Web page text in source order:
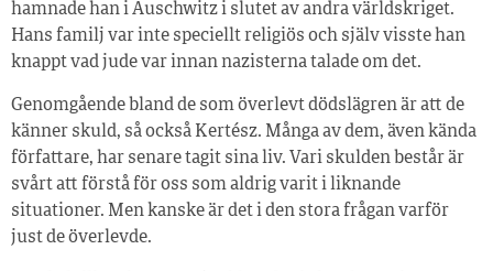
hamnade han i Auschwitz i slutet av andra världskriget.
Hans familj var inte speciellt religiös och själv visste han
knappt vad jude var innan nazisterna talade om det.
Genomgående bland de som överlevt dödslägren är att de
känner skuld, så också Kertész. Många av dem, även kända
författare, har senare tagit sina liv. Vari skulden består är
svårt att förstå för oss som aldrig varit i liknande
situationer. Men kanske är det i den stora frågan varför
just de överlevde.